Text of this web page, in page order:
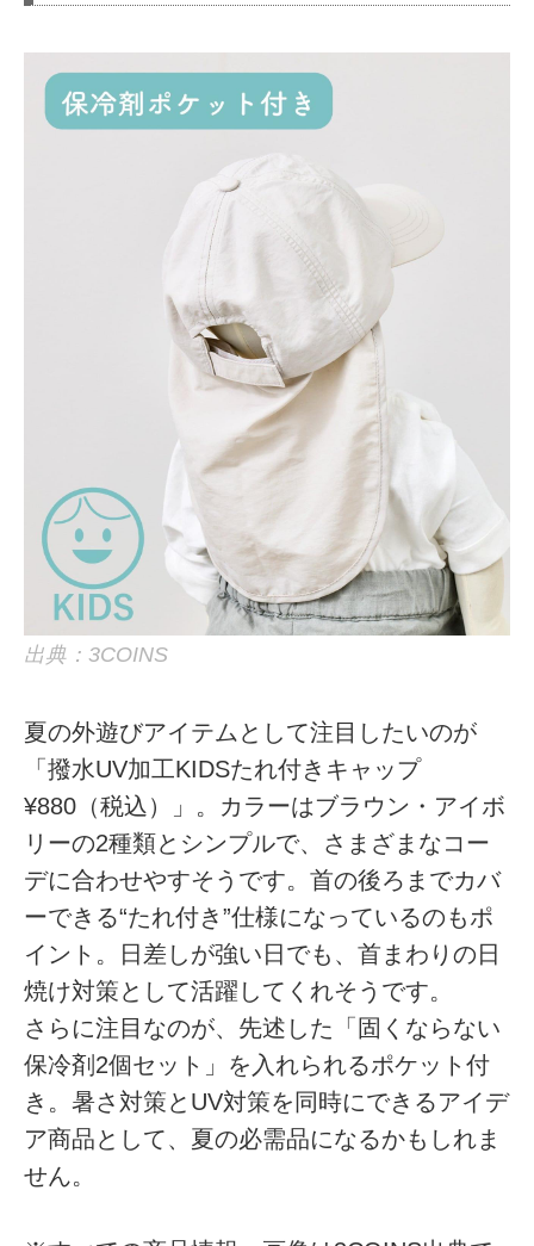
出典：3COINS
夏の外遊びアイテムとして注目したいのが
「撥水UV加工KIDSたれ付きキャップ
¥880（税込）」。カラーはブラウン・アイボ
リーの2種類とシンプルで、さまざまなコー
デに合わせやすそうです。首の後ろまでカバ
ーできる“たれ付き”仕様になっているのもポ
イント。日差しが強い日でも、首まわりの日
焼け対策として活躍してくれそうです。
さらに注目なのが、先述した「固くならない
保冷剤2個セット」を入れられるポケット付
き。暑さ対策とUV対策を同時にできるアイデ
ア商品として、夏の必需品になるかもしれま
せん。